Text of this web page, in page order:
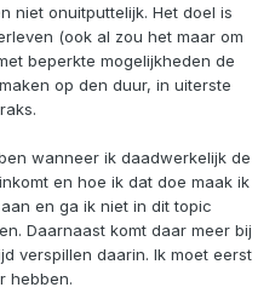
niet onuitputtelijk. Het doel is
(ook al zou het maar om
beperkte mogelijkheden de
op den duur, in uiterste
wanneer ik daadwerkelijk de
en hoe ik dat doe maak ik
en ga ik niet in dit topic
Daarnaast komt daar meer bij
verspillen daarin. Ik moet eerst
hebben.